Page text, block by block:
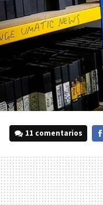
11 comentarios